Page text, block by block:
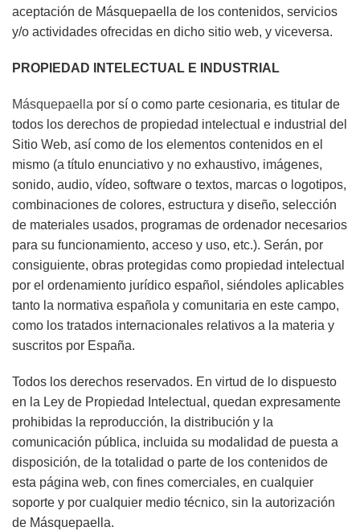
aceptación de Másquepaella de los contenidos, servicios
y/o actividades ofrecidas en dicho sitio web, y viceversa.
PROPIEDAD INTELECTUAL E INDUSTRIAL
Másquepaella por sí o como parte cesionaria, es titular de
todos los derechos de propiedad intelectual e industrial del
Sitio Web, así como de los elementos contenidos en el
mismo (a título enunciativo y no exhaustivo, imágenes,
sonido, audio, vídeo, software o textos, marcas o logotipos,
combinaciones de colores, estructura y diseño, selección
de materiales usados, programas de ordenador necesarios
para su funcionamiento, acceso y uso, etc.). Serán, por
consiguiente, obras protegidas como propiedad intelectual
por el ordenamiento jurídico español, siéndoles aplicables
tanto la normativa española y comunitaria en este campo,
como los tratados internacionales relativos a la materia y
suscritos por España.
Todos los derechos reservados. En virtud de lo dispuesto
en la Ley de Propiedad Intelectual, quedan expresamente
prohibidas la reproducción, la distribución y la
comunicación pública, incluida su modalidad de puesta a
disposición, de la totalidad o parte de los contenidos de
esta página web, con fines comerciales, en cualquier
soporte y por cualquier medio técnico, sin la autorización
de Másquepaella.